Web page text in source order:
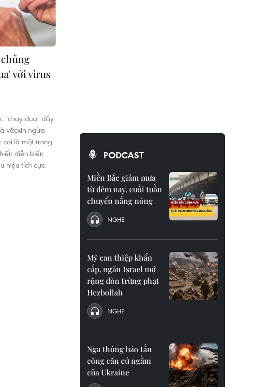
với virus
"chạy đua" đẩy
vắcxin ngừa
coi là một trong
diễn biến
hiệu tích cực.
PODCAST
Miền Bắc giảm mưa
từ đêm nay, cuối tuần
chuyển nắng nóng
NGHE
Mỹ can thiệp khẩn
cấp, ngăn Israel mở
rộng đòn trừng phạt
Hezbollah
NGHE
Nga thông báo tấn
công căn cứ ngầm
của Ukraine